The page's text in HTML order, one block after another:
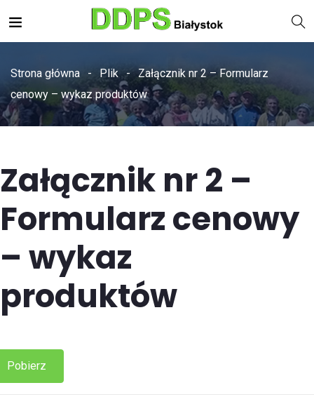
Strona główna Plik
Załącznik nr 2 – Formularz
cenowy – wykaz produktów
Załącznik nr 2 –
Formularz cenowy
– wykaz
produktów
Pobierz